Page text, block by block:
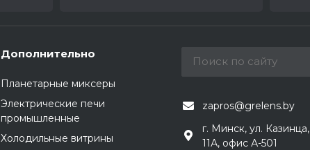
Дополнительно
Планетарные миксеры
Электрические печи
промышленные
Холодильные витрины
zapros@grelens.by
г. Минск, ул. Казинца,
11А, офис А-501